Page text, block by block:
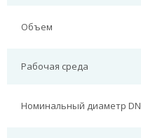
Объем
Рабочая среда
Номинальный диаметр DN